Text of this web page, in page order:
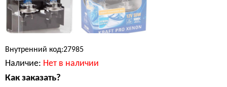
Внутренний код:27985
Наличие: Нет в наличии
Как заказать?